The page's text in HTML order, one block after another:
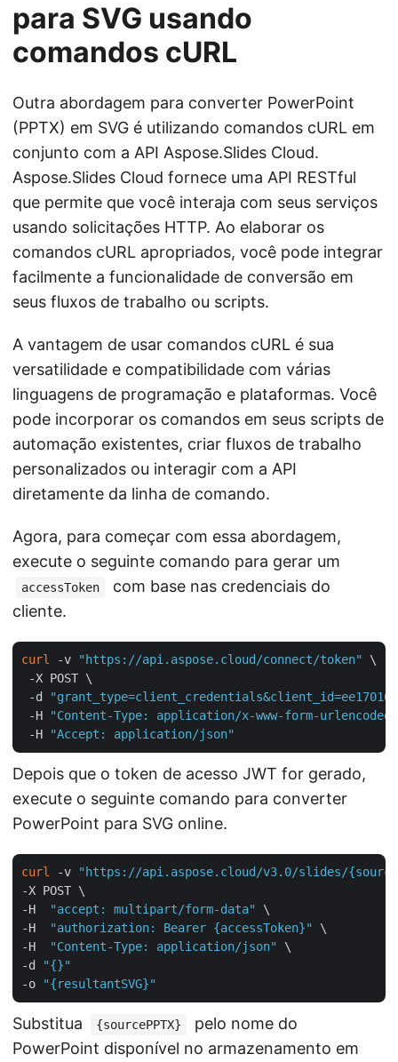
para SVG usando
comandos cURL
Outra abordagem para converter PowerPoint
(PPTX) em SVG é utilizando comandos cURL em
conjunto com a API Aspose.Slides Cloud.
Aspose.Slides Cloud fornece uma API RESTful
que permite que você interaja com seus serviços
usando solicitações HTTP. Ao elaborar os
comandos cURL apropriados, você pode integrar
facilmente a funcionalidade de conversão em
seus fluxos de trabalho ou scripts.
A vantagem de usar comandos cURL é sua
versatilidade e compatibilidade com várias
linguagens de programação e plataformas. Você
pode incorporar os comandos em seus scripts de
automação existentes, criar fluxos de trabalho
personalizados ou interagir com a API
diretamente da linha de comando.
Agora, para começar com essa abordagem,
execute o seguinte comando para gerar um
accessToken
com base nas credenciais do
cliente.
curl -v "https://api.aspose.cloud/connect/token"
\
-X POST \
-d
-H
"Content-Type: application/x-www-form-urlencoded"
-H
"Accept: application/json"
Depois que o token de acesso JWT for gerado,
execute o seguinte comando para converter
PowerPoint para SVG online.
curl -v
"https://api.aspose.cloud/v3.0/slides/
-X POST \
-H
"accept: multipart/form-data"
\
-H
"authorization: Bearer {accessToken}"
\
-H
"Content-Type: application/json"
\
-d
"{}"
-o
"{resultantSVG}"
Substitua {sourcePPTX}
pelo nome do
PowerPoint disponível no armazenamento em